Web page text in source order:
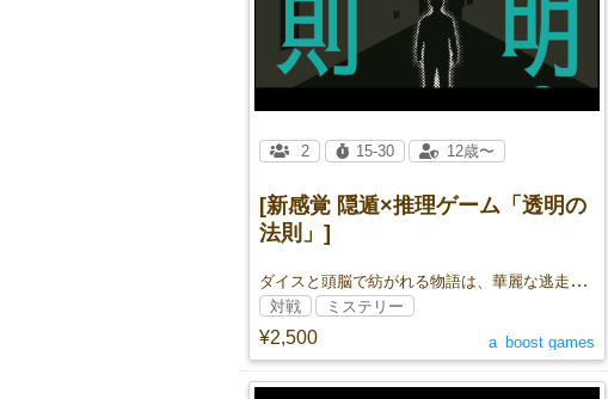
[新感覚 隠遁×推理ゲーム「透明の
法則」]
ダイスと頭脳で紡がれる物語は、華麗な逃走劇か。痛快な推理劇か。
¥2,500
2 15-30 12歳〜
対戦 ミステリー
a_boost games